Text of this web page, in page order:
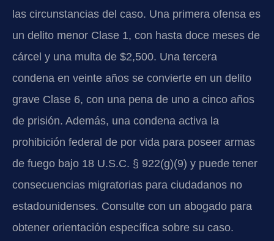
las circunstancias del caso. Una primera ofensa es
un delito menor Clase 1, con hasta doce meses de
cárcel y una multa de $2,500. Una tercera
condena en veinte años se convierte en un delito
grave Clase 6, con una pena de uno a cinco años
de prisión. Además, una condena activa la
prohibición federal de por vida para poseer armas
de fuego bajo 18 U.S.C. § 922(g)(9) y puede tener
consecuencias migratorias para ciudadanos no
estadounidenses. Consulte con un abogado para
obtener orientación específica sobre su caso.